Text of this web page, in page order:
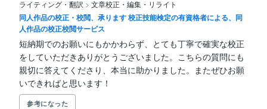
ライティング・翻訳 > 文章校正・編集・リライト
同人作品の校正・校閲、承ります 校正技能検定の有資格者による、同
人作品の校正校閲サービス
短納期でのお願いにもかかわらず、とても丁寧で確実な校正
をしていただきありがとうございました。こちらの質問にも
親切に答えてくださり、本当に助かりました。またぜひお願
いできればと思います！
参考になった